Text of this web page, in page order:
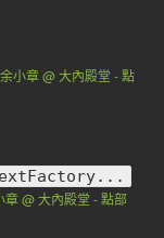
小章 @ 大內殿堂 - 點
@ 大內殿堂 - 點部